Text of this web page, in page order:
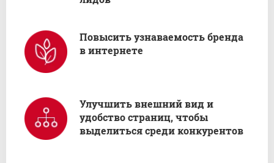
Повысить узнаваемость бренда
в интернете
Улучшить внешний вид и
удобство страниц, чтобы
выделиться среди конкурентов